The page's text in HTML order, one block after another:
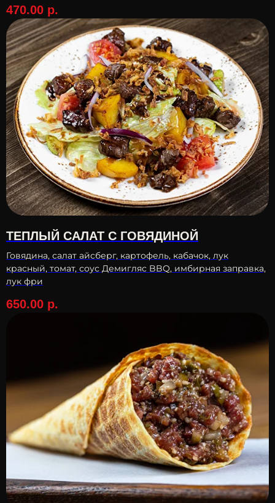
470.00 р.
ТЕПЛЫЙ САЛАТ С ГОВЯДИНОЙ
Говядина, салат айсберг, картофель, кабачок, лук
красный, томат, соус Демигляс BBQ, имбирная заправка,
лук фри
650.00 р.